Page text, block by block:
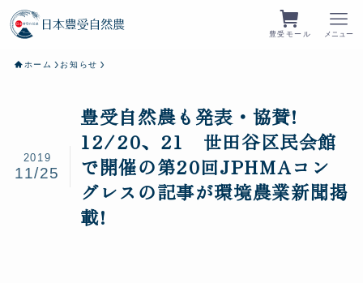
豊受モール メニュー
ホーム お知らせ
豊受自然農も発表・協賛!
12/20、21 世田谷区民会館
で開催の第20回JPHMAコン
グレスの記事が環境農業新聞掲
載!
2019
11/25